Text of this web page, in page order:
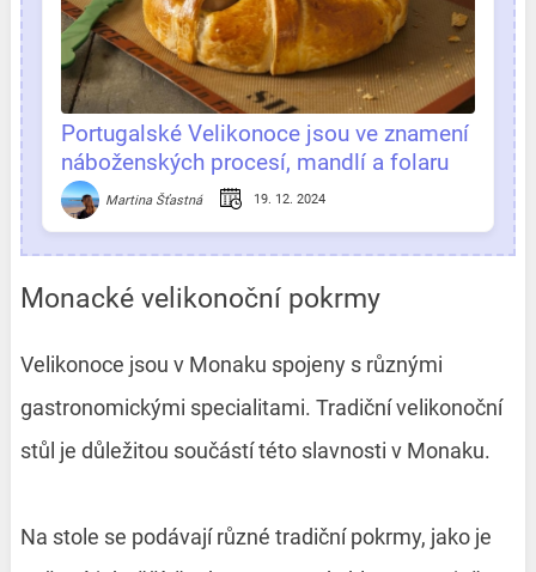
Portugalské Velikonoce jsou ve znamení
náboženských procesí, mandlí a folaru
Martina Šťastná 19. 12. 2024
Monacké velikonoční pokrmy
Velikonoce jsou v Monaku spojeny s různými
gastronomickými specialitami. Tradiční velikonoční
stůl je důležitou součástí této slavnosti v Monaku.
Na stole se podávají různé tradiční pokrmy, jako je